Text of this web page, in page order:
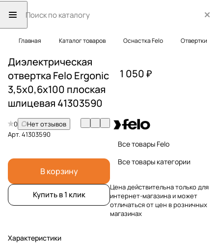
Главная Каталог товаров Оснастка Felo Отвертки
Диэлектрическая
отвертка Felo Ergonic
3,5х0,6х100 плоская
шлицевая 41303590
0
Нет отзывов
Арт.41303590
В корзину
Купить в 1 клик
Характеристики
1 050 ₽
Все товары Felo
Все товары категории
Цена действительна только для
интернет-магазина и может
отличаться от цен в розничных
магазинах